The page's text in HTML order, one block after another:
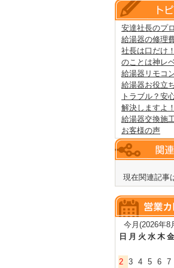
安達社長のプ
給湯器の修理
社長は口だけ
のことは神レ
給湯器リモコ
給湯器お役立
トラブル？安
解決しますよ！
給湯器交換施
お客様の声
現在関連記事
今月(2026年8
日 月 火 水 木 金
2 3 4 5 6 7